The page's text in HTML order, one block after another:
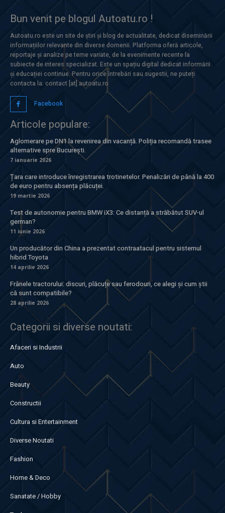
Bun venit pe blogul Autoatu.ro !
Autoatu.ro este un site de știri și blog de actualitate, dedicat diseminării
informațiilor relevante din diverse domenii. Platforma oferă articole,
reportaje și analize pe teme variate, de la evenimente recente la
subiecte de interes specializat. Este un spațiu digital dedicat informării
și educației continue. Pentru orice întrebări sau sugestii, ne puteți
contacta la: contact [at] autoatu.ro
Facebook
Articole populare:
Aglomerare pe DN1 la revenirea din vacanță. Poliția recomandă trasee
alternative spre București.
7 ianuarie 2026
Țara care introduce înregistrarea trotinetelor. Penalizări de până la 400
de euro pentru absența plăcuței.
19 martie 2026
Test de autonomie pentru BMW iX3: Ce distanță a străbătut SUV-ul
german?
11 iunie 2026
Un producător din China a prezentat contraatacul pentru sistemul
hibrid Toyota
14 aprilie 2026
Frânele tractorului: discuri, plăcuțe sau ferodouri, ce alegi și cum știi
că sunt compatibile?
28 aprilie 2026
Categorii si diverse noutati:
Afaceri si Industrii
Auto
Beauty
Constructii
Cultura si Entertainment
Diverse Noutati
Fashion
Home & Deco
Sanatate / Hobby